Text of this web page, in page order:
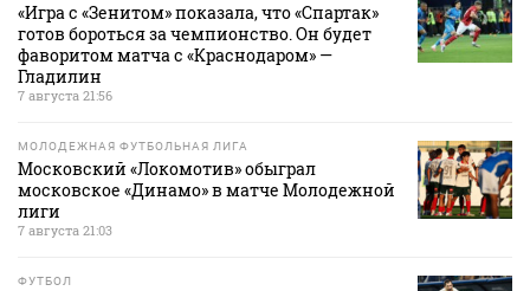
«Игра с «Зенитом» показала, что «Спартак»
готов бороться за чемпионство. Он будет
фаворитом матча с «Краснодаром» —
Гладилин
7 августа 21:56
МОЛОДЕЖНАЯ ФУТБОЛЬНАЯ ЛИГА
Московский «Локомотив» обыграл
московское «Динамо» в матче Молодежной
лиги
7 августа 21:03
ФУТБОЛ